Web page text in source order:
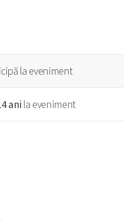
la eveniment
ani la eveniment